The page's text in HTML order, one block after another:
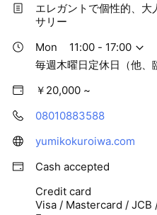
エレガントで個性的、
サリー
Mon
11:00 - 17:00
毎週木曜日定休日（他、
￥20,000 ~
08010883588
yumikokuroiwa.com
Cash accepted
Credit card
Visa / Mastercard /